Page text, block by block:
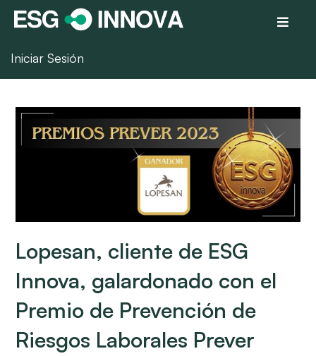
Iniciar Sesión
Lopesan, cliente de ESG
Innova, galardonado con el
Premio de Prevención de
Riesgos Laborales Prever